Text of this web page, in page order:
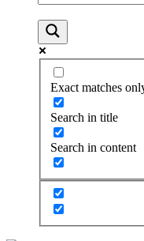
Exact matches
Search in title
Search in content